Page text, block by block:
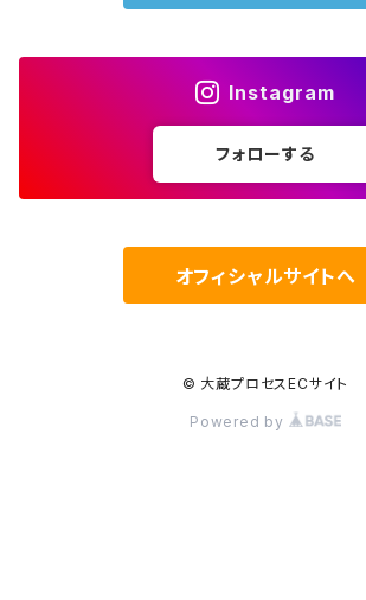
Instagram
フォローする
オフィシャルサイトへ
© 大蔵プロセスECサイト
Powered by